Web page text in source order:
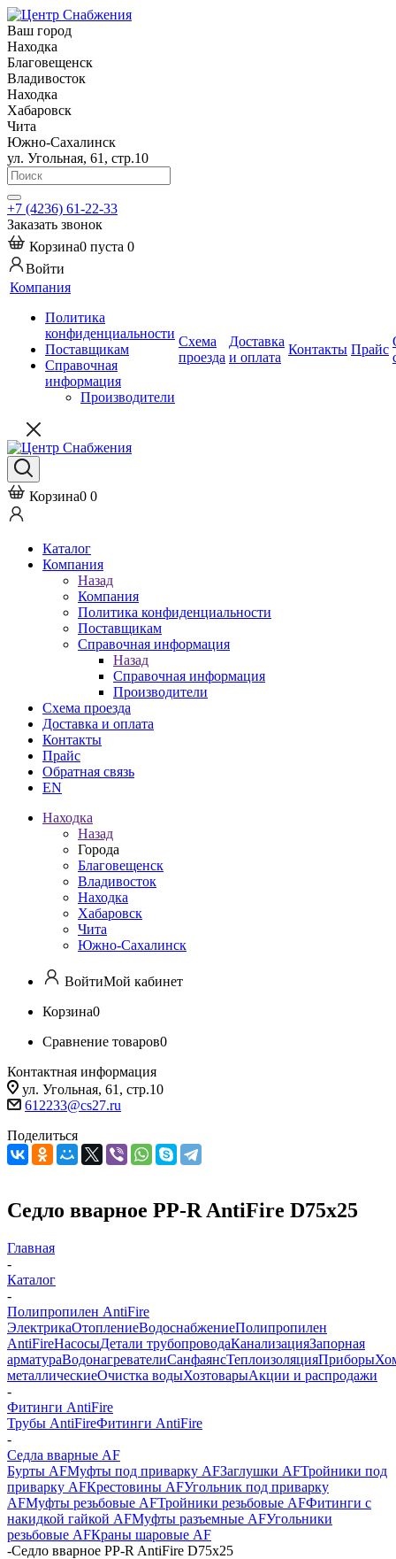
Ваш город
Находка
Благовещенск
Владивосток
Находка
Хабаровск
Чита
Южно-Сахалинск
ул. Угольная, 61, стр.10
+7 (4236) 61-22-33
Заказать звонок
Корзина0 пуста 0
Войти
Компания
Политика
конфиденциальности
Поставщикам
Справочная
информация
Производители
Схема
проезда
Доставка
и оплата
Контакты Прайс
Корзина0 0
Каталог
Компания
Назад
Компания
Политика конфиденциальности
Поставщикам
Справочная информация
Назад
Справочная информация
Производители
Схема проезда
Доставка и оплата
Контакты
Прайс
Обратная связь
EN
Находка
Назад
Города
Благовещенск
Владивосток
Находка
Хабаровск
Чита
Южно-Сахалинск
ВойтиМой кабинет
Корзина0
Сравнение товаров0
Контактная информация
ул. Угольная, 61, стр.10
612233@cs27.ru
Поделиться
Седло вварное PP-R AntiFire D75х25
Главная
-
Каталог
-
Полипропилен AntiFire
ЭлектрикаОтоплениеВодоснабжениеПолипропилен
AntiFireНасосыДетали трубопроводаКанализацияЗапорная
арматураВодонагревателиСанфаянсТеплоизоляцияПриборы
металлическиеОчистка водыХозтоварыАкции и распродажи
-
Фитинги AntiFire
Трубы AntiFireФитинги AntiFire
-
Седла вварные AF
Бурты AFМуфты под приварку AFЗаглушки AFТройники под
приварку AFКрестовины AFУгольник под приварку
AFМуфты резьбовые AFТройники резьбовые AFФитинги с
накидкой гайкой AFМуфты разъемные AFУгольники
резьбовые AFКраны шаровые AF
-Седло вварное PP-R AntiFire D75х25